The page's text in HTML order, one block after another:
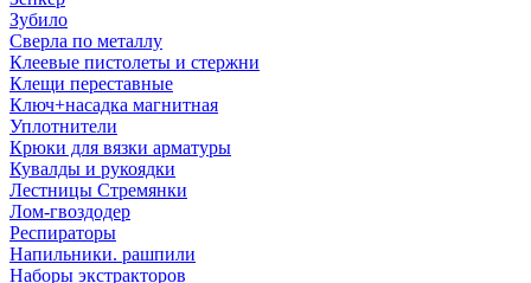
Зубило
Сверла по металлу
Клеевые пистолеты и стержни
Клещи переставные
Ключ+насадка магнитная
Уплотнители
Крюки для вязки арматуры
Кувалды и рукоядки
Лестницы Стремянки
Лом-гвоздодер
Респираторы
Напильники. рашпили
Наборы экстракторов